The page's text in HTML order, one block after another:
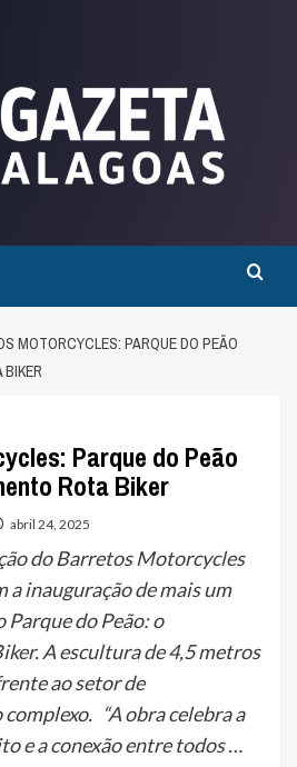
MOTORCYCLES: PARQUE DO PEÃO
BIKER
Parque do Peão
Rota Biker
abril 24, 2025
do Barretos Motorcycles
a inauguração de mais um
do Peão: o
A escultura de 4,5 metros
ao setor de
“A obra celebra a
e a conexão entre todos …